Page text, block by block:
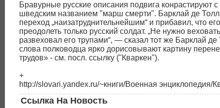
Бравурные русские описания подвига конрастируют
шведским названием "марш смерти". Барклай де
переход „наизатруднительнейшим“ и прибавил, что
преодолеть только русский солдат. „Не нужно
развеховал его трупами“, — сказал тот же Барклай де
слова полководца ярко дорисовывают картину
трудов» - см. посл. ссылку ("Кваркен").
+
http://slovari.yandex.ru/~книги/Военная энциклопедия/
Ссылка На Новость